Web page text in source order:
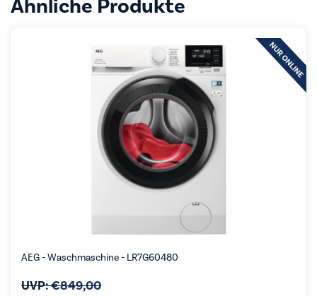
Ähnliche Produkte
AEG - Waschmaschine - LR7G60480
UVP:€849,00